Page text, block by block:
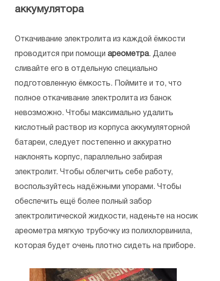
аккумулятора
Откачивание электролита из каждой ёмкости
проводится при помощи ареометра. Далее
сливайте его в отдельную специально
подготовленную ёмкость. Поймите и то, что
полное откачивание электролита из банок
невозможно. Чтобы максимально удалить
кислотный раствор из корпуса аккумуляторной
батареи, следует постепенно и аккуратно
наклонять корпус, параллельно забирая
электролит. Чтобы облегчить себе работу,
воспользуйтесь надёжными упорами. Чтобы
обеспечить ещё более полный забор
электролитической жидкости, наденьте на носик
ареометра мягкую трубочку из полихлорвинила,
которая будет очень плотно сидеть на приборе.